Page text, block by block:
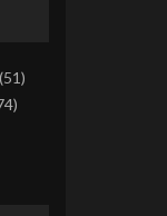
(51)